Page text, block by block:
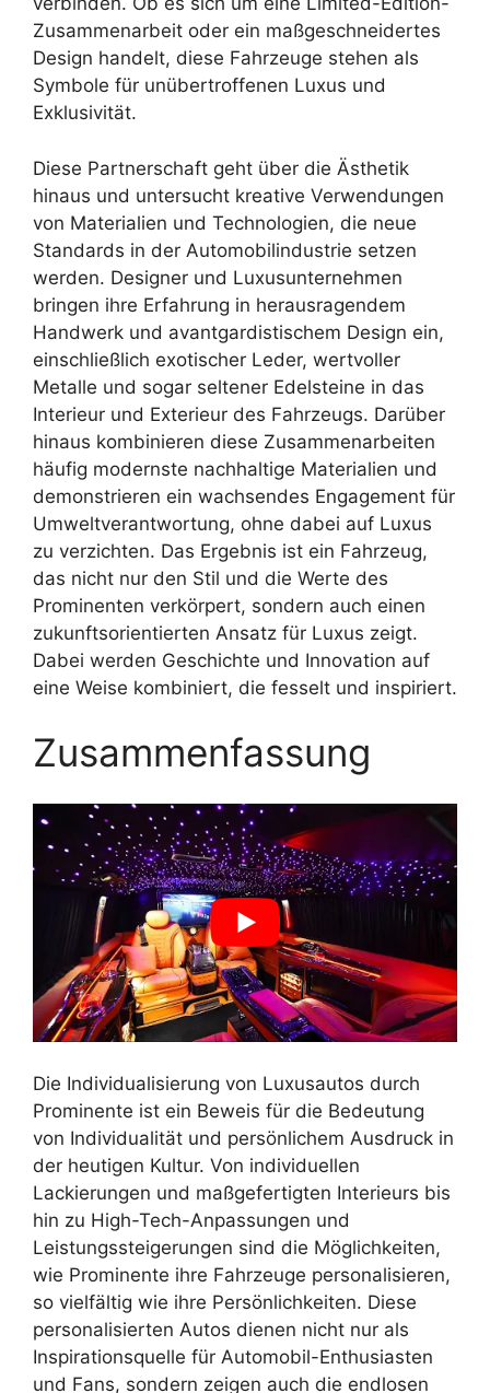
Zusammenarbeit oder ein maßgeschneidertes
Design handelt, diese Fahrzeuge stehen als
Symbole für unübertroffenen Luxus und
Exklusivität.
Diese Partnerschaft geht über die Ästhetik
hinaus und untersucht kreative Verwendungen
von Materialien und Technologien, die neue
Standards in der Automobilindustrie setzen
werden. Designer und Luxusunternehmen
bringen ihre Erfahrung in herausragendem
Handwerk und avantgardistischem Design ein,
einschließlich exotischer Leder, wertvoller
Metalle und sogar seltener Edelsteine in das
Interieur und Exterieur des Fahrzeugs. Darüber
hinaus kombinieren diese Zusammenarbeiten
häufig modernste nachhaltige Materialien und
demonstrieren ein wachsendes Engagement für
Umweltverantwortung, ohne dabei auf Luxus
zu verzichten. Das Ergebnis ist ein Fahrzeug,
das nicht nur den Stil und die Werte des
Prominenten verkörpert, sondern auch einen
zukunftsorientierten Ansatz für Luxus zeigt.
Dabei werden Geschichte und Innovation auf
eine Weise kombiniert, die fesselt und inspiriert.
Zusammenfassung
Die Individualisierung von Luxusautos durch
Prominente ist ein Beweis für die Bedeutung
von Individualität und persönlichem Ausdruck in
der heutigen Kultur. Von individuellen
Lackierungen und maßgefertigten Interieurs bis
hin zu High-Tech-Anpassungen und
Leistungssteigerungen sind die Möglichkeiten,
wie Prominente ihre Fahrzeuge personalisieren,
so vielfältig wie ihre Persönlichkeiten. Diese
personalisierten Autos dienen nicht nur als
Inspirationsquelle für Automobil-Enthusiasten
und Fans, sondern zeigen auch die endlosen